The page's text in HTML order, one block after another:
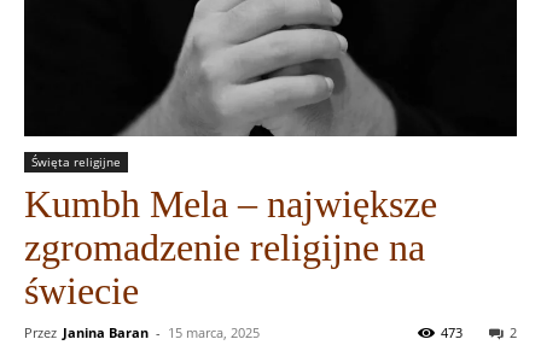
Święta religijne
Kumbh Mela – największe
zgromadzenie religijne na
świecie
Przez Janina Baran - 15 marca, 2025 2
473